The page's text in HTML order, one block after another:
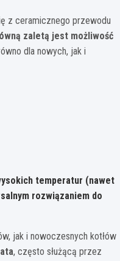
z ceramicznego przewodu
zaletą jest możliwość
dla nowych, jak i
temperatur (nawet
rozwiązaniem do
jak i nowoczesnych kotłów
, często służącą przez